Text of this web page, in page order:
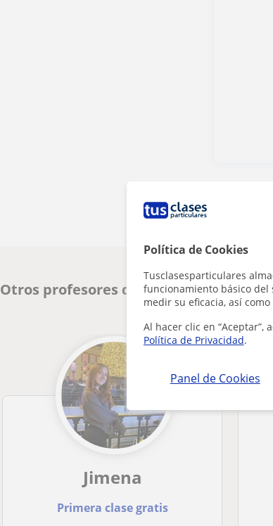
Política de Cookies
Tusclasesparticulares
funcionamiento básico del
medir su eficacia, así
Al hacer clic en “Aceptar”,
Política de Privacidad.
Panel de Cookies
Otros profesores de Alemán en
Jimena
Primera clase gratis